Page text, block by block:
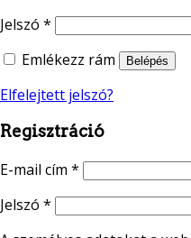
Jelszó *
Emlékezz rám
Belépés
Elfelejtett jelszó?
Regisztráció
E-mail cím *
Jelszó *